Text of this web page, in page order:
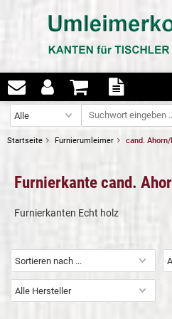
Startseite Furnierumleimer cand.
Furnierkante cand.
Furnierkanten Echt holz